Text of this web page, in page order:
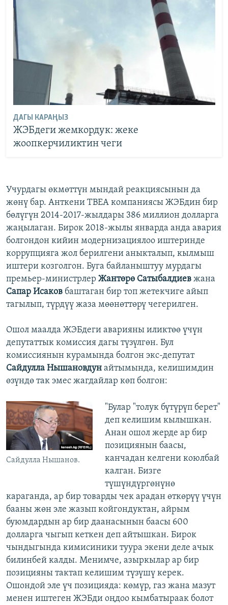
ДАГЫ КАРАҢЫЗ
ЖЭБдеги жемкордук: жеке
жоопкерчиликтин чеги
Учурдагы өкмөттүн мындай реакциясынын да
жөнү бар. Анткени ТВЕА компаниясы ЖЭБдин бир
бөлүгүн 2014-2017-жылдары 386 миллион долларга
жаңылаган. Бирок 2018-жылы январда анда авария
болгондон кийин модернизациялоо иштеринде
коррупцияга жол берилгени аныкталып, кылмыш
иштери козголгон. Буга байланыштуу мурдагы
премьер-министрлер Жантөрө Сатыбалдиев жана
Сапар Исаков баштаган бир топ жетекчиге айып
тагылып, түрдүү жаза мөөнөттөрү чегерилген.
Ошол маалда ЖЭБдеги аварияны иликтөө үчүн
депутаттык комиссия дагы түзүлгөн. Бул
комиссиянын курамында болгон экс-депутат
Сайдулла Нышановдун айтымында, келишимдин
өзүндө так эмес жагдайлар көп болгон:
Сайдулла Нышанов.
"Булар "толук бүтүрүп берет"
деп келишим кылышкан.
Анан ошол жерде ар бир
позициянын баасы,
канчадан келгени коюлбай
калган. Бизге
түшүндүргөнүнө
караганда, ар бир товарды чек арадан өткөрүү үчүн
бааны жөн эле жазып койгондуктан, айрым
буюмдардын ар бир даанасынын баасы 600
долларга чыгып кеткен деп айтышкан. Бирок
чындыгында кимисиники туура экени деле ачык
билинбей калды. Менимче, азыркылар ар бир
позицияны тактап келишим түзүшү керек.
Ошондой эле үч позицияда: көмүр, газ жана мазут
менен иштеген ЖЭБди оңдоо кымбатыраак болот